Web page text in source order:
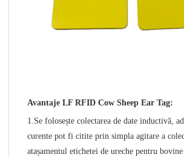
Avantaje LF RFID Cow Sheep Ear Tag:
1.Se folosește colectarea de date inductivă,
curente pot fi citite prin simpla agitare a
atașamentul etichetei de ureche pentru